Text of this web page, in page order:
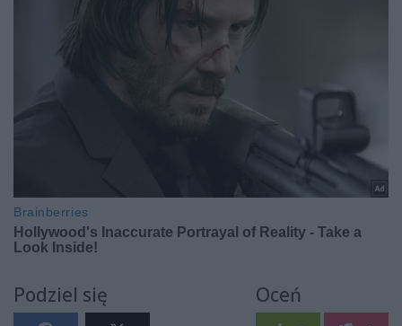
Podziel się Oceń